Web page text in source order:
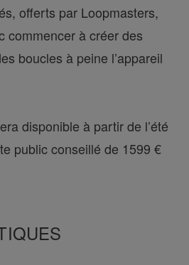
offerts par Loopmasters,
commencer à créer des
boucles à peine l’appareil
disponible à partir de l’été
public conseillé de 1599 €